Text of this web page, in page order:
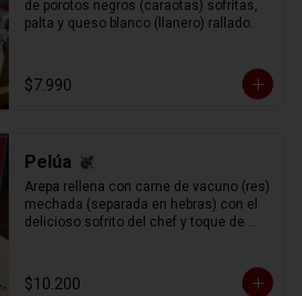
de porotos negros (caraotas) sofritas,
palta y queso blanco (llanero) rallado.
$7.990
Pelúa
Arepa rellena con carne de vacuno (res)
mechada (separada en hebras) con el
delicioso sofrito del chef y toque de
$10.200